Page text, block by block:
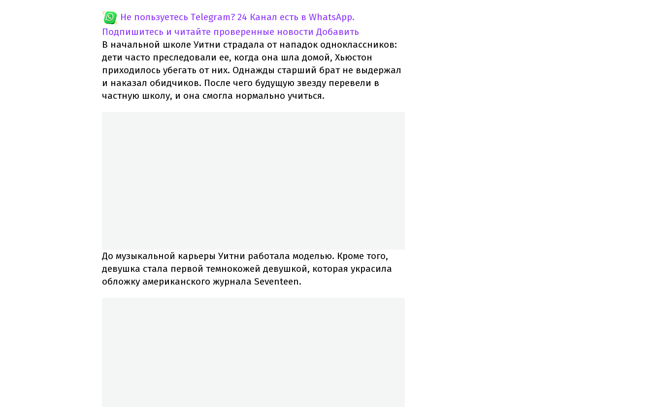
Не пользуетесь Telegram? 24 Канал есть в WhatsApp.
Подпишитесь и читайте проверенные новости Добавить
В начальной школе Уитни страдала от нападок одноклассников:
дети часто преследовали ее, когда она шла домой, Хьюстон
приходилось убегать от них. Однажды старший брат не выдержал
и наказал обидчиков. После чего будущую звезду перевели в
частную школу, и она смогла нормально учиться.
До музыкальной карьеры Уитни работала моделью. Кроме того,
девушка стала первой темнокожей девушкой, которая украсила
обложку американского журнала Seventeen.